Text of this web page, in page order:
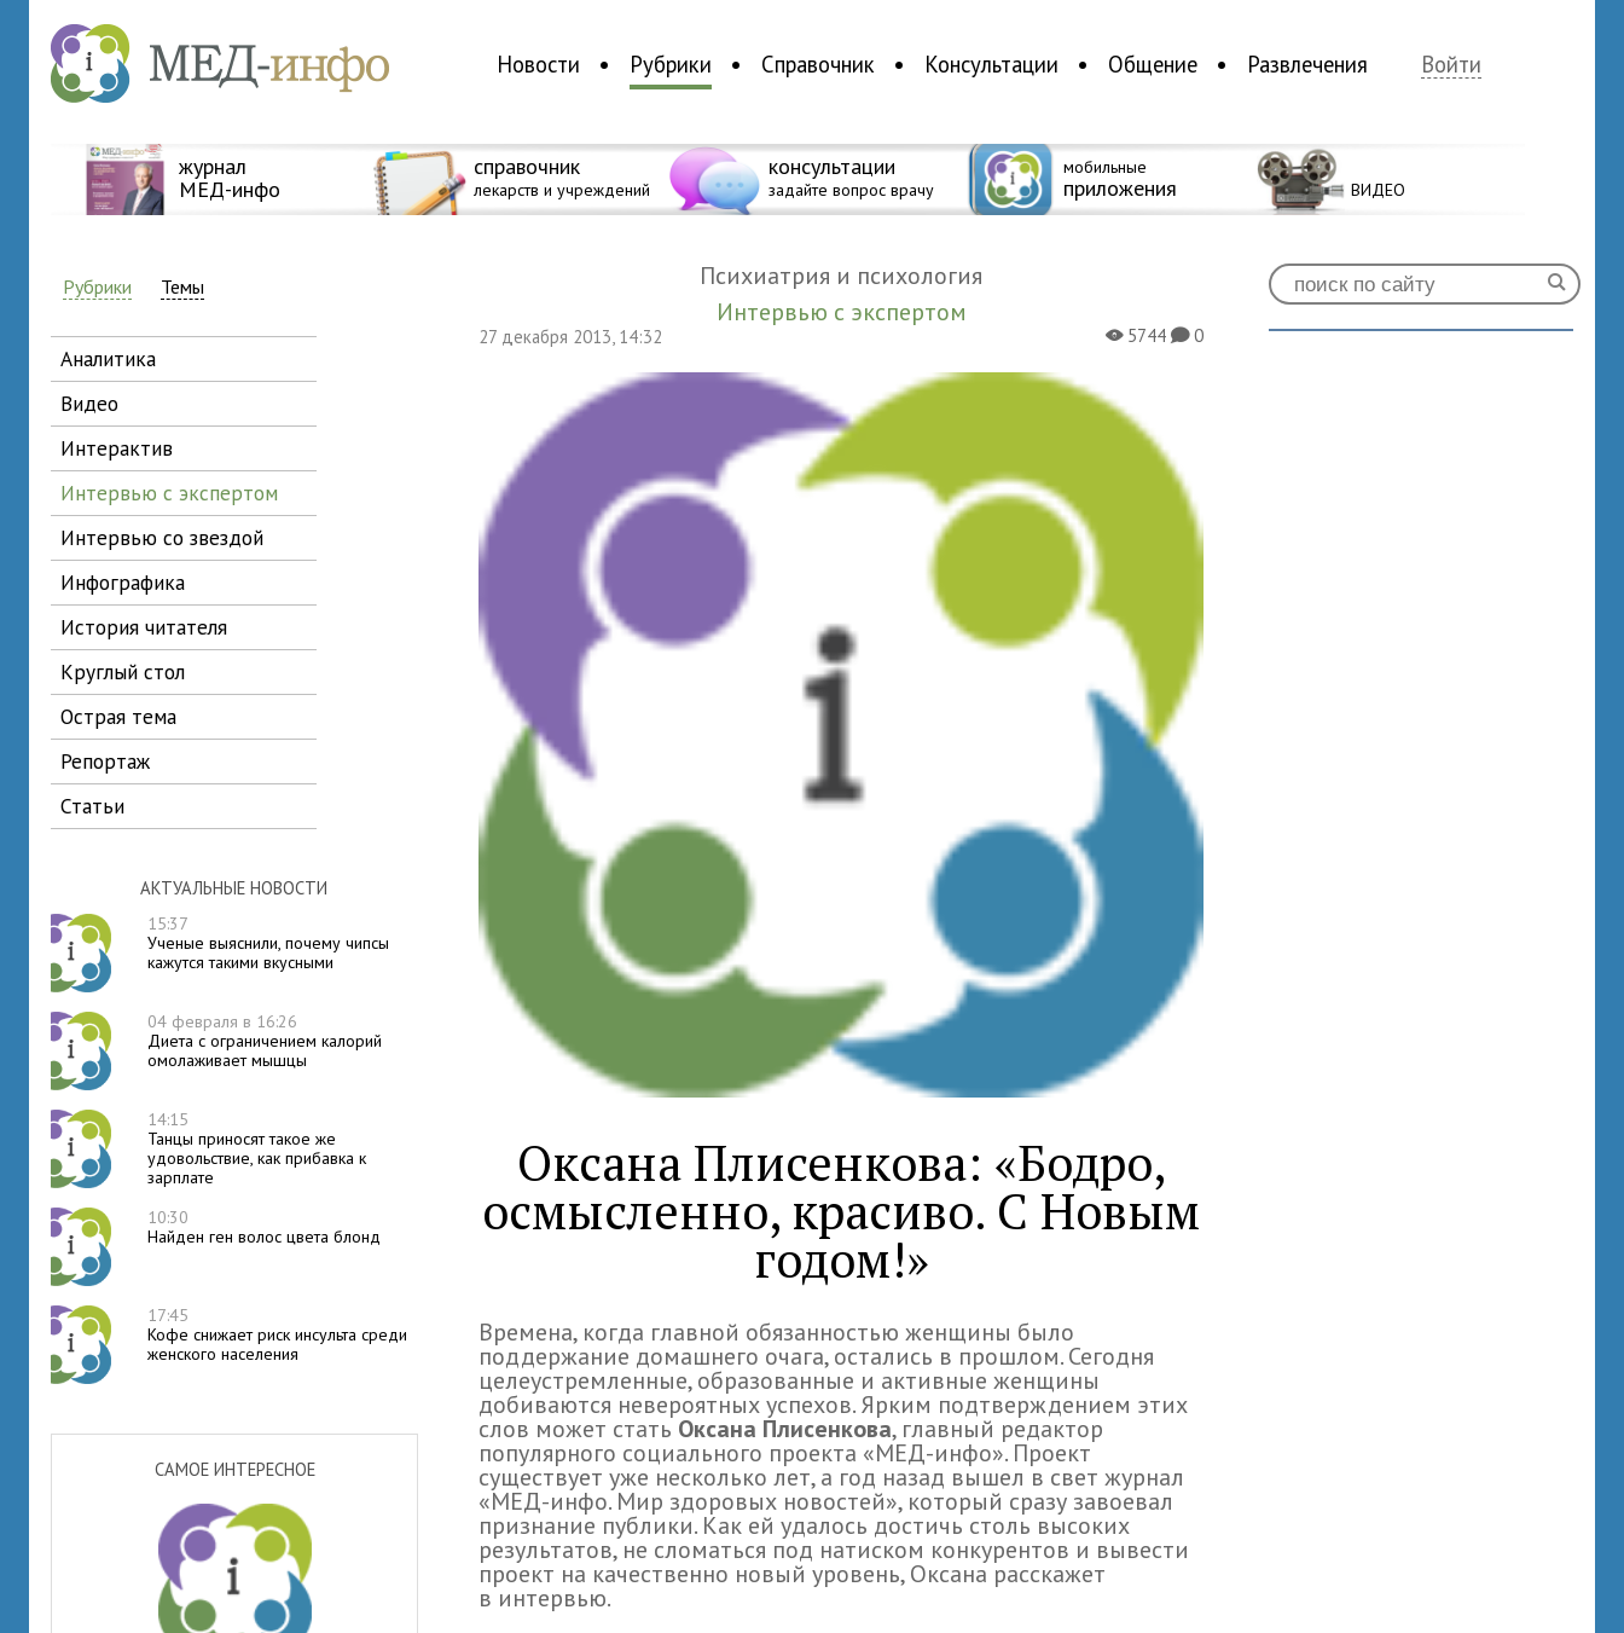
Новости Рубрики Справочник Консультации Общение Развлечения Войти
журнал
МЕД-инфо
справочник
лекарств и учреждений
консультации
задайте вопрос врачу
мобильные
приложения ВИДЕО
Рубрики Темы
аналитика
видео
интерактив
интервью с экспертом
интервью со звездой
инфографика
история читателя
круглый стол
острая тема
репортаж
статьи
АКТУАЛЬНЫЕ НОВОСТИ
15:37
Ученые выяснили, почему чипсы
кажутся такими вкусными
04 февраля в 16:26
Диета с ограничением калорий
омолаживает мышцы
14:15
Танцы приносят такое же
удовольствие, как прибавка к
зарплате
10:30
Найден ген волос цвета блонд
17:45
Кофе снижает риск инсульта среди
женского населения
САМОЕ ИНТЕРЕСНОЕ
Психиатрия и психология
Интервью с экспертом
27 декабря 2013, 14:32 X5744K0
Оксана Плисенкова: «Бодро,
осмысленно, красиво. С Новым
годом!»
Времена, когда главной обязанностью женщины было
поддержание домашнего очага, остались в прошлом. Сегодня
целеустремленные, образованные и активные женщины
добиваются невероятных успехов. Ярким подтверждением этих
слов может статьОксана Плисенкова, главный редактор
популярного социального проекта «МЕД-инфо». Проект
существует уже несколько лет, а год назад вышел в свет журнал
«МЕД-инфо. Мир здоровых новостей», который сразу завоевал
признание публики. Как ей удалось достичь столь высоких
результатов, не сломаться под натиском конкурентов и вывести
проект на качественно новый уровень, Оксана расскажет
в интервью.